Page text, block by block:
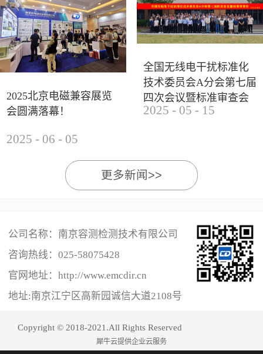
跃探索合作空间，为电磁兼容领域的高质量发展汇聚
了新动能。产品展示展会现场，公司展示了...
2025北京电磁兼容展览
会圆满落幕！
2025 - 06 - 05
全国无线电干扰标准化
技术委员会A分会第七届
四次会议暨标准审查会
成功举办
2025 - 05 - 15
更多新闻>>
公司名称：南京容测检测技术有限公司
咨询热线： 025-58075428
官网地址：http://www.emcdir.cn
地址:南京江宁区高新园诚信大道2108号
Copyright © 2018-2021.All Rights Reserved
犀牛云提供企业云服务